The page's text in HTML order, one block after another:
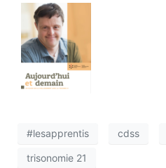
#lesapprentis cdss
trisonomie 21